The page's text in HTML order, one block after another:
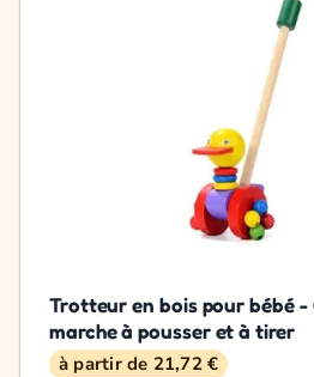
Trotteur en bois pour bébé
marche à pousser et à tirer
à partir de 21,72 €